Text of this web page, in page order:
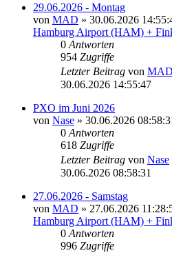
29.06.2026 - Montag
von MAD » 30.06.2026
Hamburg Airport (HAM) +
0 Antworten
954 Zugriffe
Letzter Beitrag von MAD
30.06.2026 14:55:47
PXO im Juni 2026
von Nase » 30.06.2026
0 Antworten
618 Zugriffe
Letzter Beitrag von Nase
30.06.2026 08:58:31
27.06.2026 - Samstag
von MAD » 27.06.2026
Hamburg Airport (HAM) +
0 Antworten
996 Zugriffe